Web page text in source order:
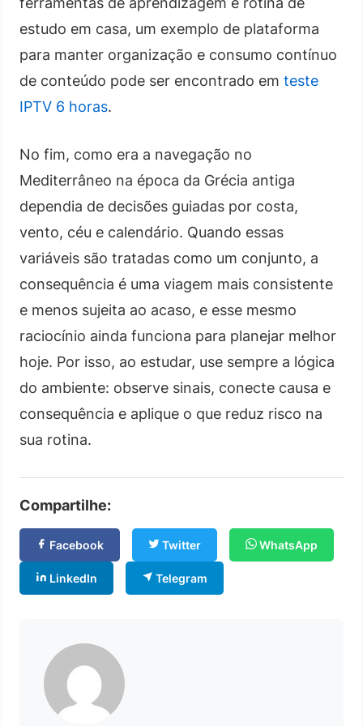
estudo em casa, um exemplo de plataforma
para manter organização e consumo contínuo
de conteúdo pode ser encontrado em teste
IPTV 6 horas.
No fim, como era a navegação no
Mediterrâneo na época da Grécia antiga
dependia de decisões guiadas por costa,
vento, céu e calendário. Quando essas
variáveis são tratadas como um conjunto, a
consequência é uma viagem mais consistente
e menos sujeita ao acaso, e esse mesmo
raciocínio ainda funciona para planejar melhor
hoje. Por isso, ao estudar, use sempre a lógica
do ambiente: observe sinais, conecte causa e
consequência e aplique o que reduz risco na
sua rotina.
Compartilhe:
Facebook Twitter WhatsApp
LinkedIn Telegram